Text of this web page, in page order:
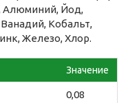
Алюминий, Йод,
Кобальт,
Железо, Хлор.
Значение
0,08